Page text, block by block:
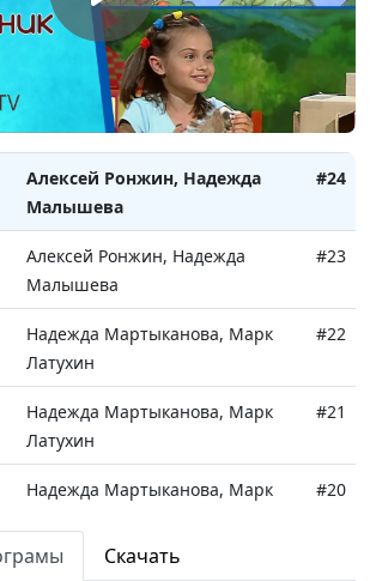
Алексей Ронжин, Надежда
Малышева
#26
Алексей Ронжин, Надежда
Малышева
#25
Алексей Ронжин, Надежда
Малышева
#24
Алексей Ронжин, Надежда
Малышева
#23
Надежда Мартыканова, Марк
Латухин
#22
Надежда Мартыканова, Марк
Латухин
#21
Надежда Мартыканова, Марк
#20
Надежда Мартыканова, Марк
Скачать